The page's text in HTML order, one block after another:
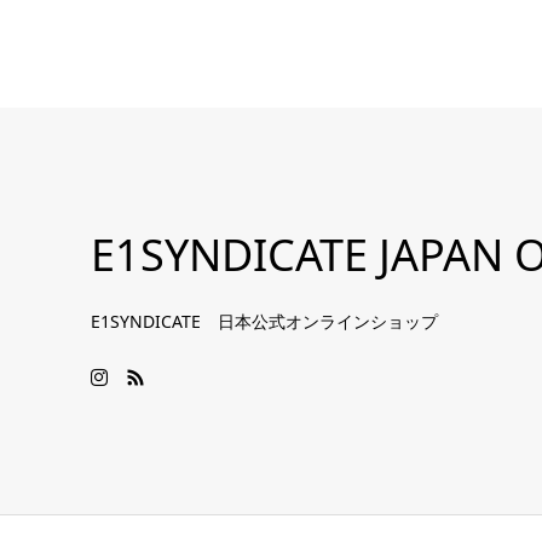
E1SYNDICATE JAPAN
E1SYNDICATE 日本公式オンラインショップ